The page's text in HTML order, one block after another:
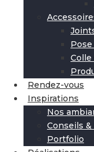
Colle
Rendez-vous
Inspirations
Nos
Conseils
Portfolio